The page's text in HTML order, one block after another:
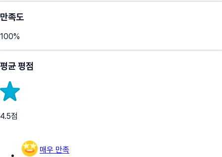
만족도
100%
평균 평점
4.5점
매우 만족